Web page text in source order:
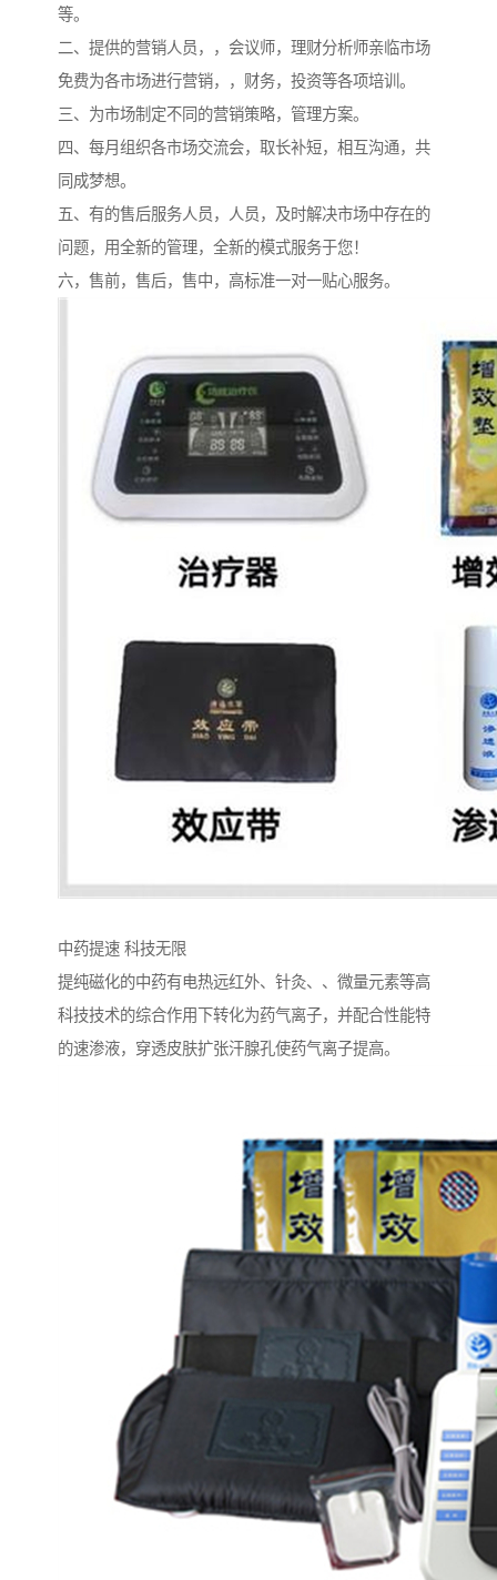
等。
二、提供的营销人员，，会议师，理财分析师亲临市场
免费为各市场进行营销，，财务，投资等各项培训。
三、为市场制定不同的营销策略，管理方案。
四、每月组织各市场交流会，取长补短，相互沟通，共
同成梦想。
五、有的售后服务人员，人员，及时解决市场中存在的
问题，用全新的管理，全新的模式服务于您！
六，售前，售后，售中，高标准一对一贴心服务。
中药提速 科技无限
提纯磁化的中药有电热远红外、针灸、、微量元素等高
科技技术的综合作用下转化为药气离子，并配合性能特
的速渗液，穿透皮肤扩张汗腺孔使药气离子提高。